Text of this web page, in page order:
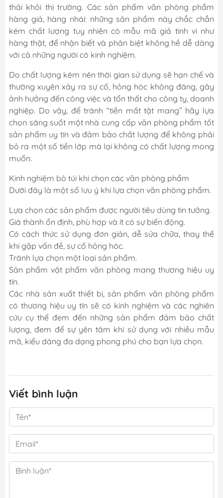
thải khỏi thị trường. Các sản phẩm văn phòng phẩm
hàng giả, hàng nhái: những sản phẩm này chắc chắn
kém chất lượng tuy nhiên có mẫu mã giả tinh vi như
hàng thật, để nhận biết và phân biệt không hề dễ dàng
với cả những người có kinh nghiệm.
Do chất lượng kém nên thời gian sử dụng sẽ hạn chế và
thường xuyên xảy ra sự cố, hỏng hóc không đáng, gây
ảnh hưởng đến công việc và tổn thất cho công ty, doanh
nghiệp. Do vậy, để tránh “tiền mất tật mang” hãy lựa
chọn sáng suốt một nhà cung cấp văn phòng phẩm tốt
sản phẩm uy tín và đảm bảo chất lượng để không phải
bỏ ra một số tiền lớp mà lại không có chất lượng mong
muốn.
Kinh nghiệm bỏ túi khi chọn các văn phòng phẩm
Dưới đây là một số lưu ý khi lựa chọn văn phòng phẩm.
Lựa chọn các sản phẩm được người tiêu dùng tin tưởng.
Giá thành ổn định, phù hợp và ít có sự biến động.
Có cách thức sử dụng đơn giản, dễ sửa chữa, thay thế
khi gặp vấn đề, sự cố hỏng hóc.
Tránh lựa chọn một loại sản phẩm.
Sản phẩm vật phẩm văn phòng mang thương hiệu uy
tín.
Các nhà sản xuất thiết bị, sản phẩm văn phòng phẩm
có thương hiệu uy tín sẽ có kinh nghiệm và các nghiên
cứu cụ thể đem đến những sản phẩm đảm bảo chất
lượng, đem để sự yên tâm khi sử dụng với nhiều mẫu
mã, kiểu dáng đa dạng phong phú cho bạn lựa chọn.
Viết bình luận